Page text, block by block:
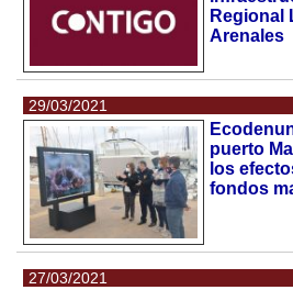
Regional
Arenales
29/03/2021
puerto
los
fondos
27/03/2021